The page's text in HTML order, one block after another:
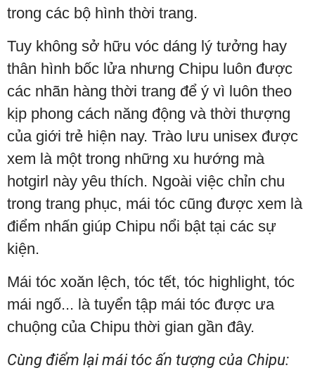
trong các bộ hình thời trang.
Tuy không sở hữu vóc dáng lý tưởng hay
thân hình bốc lửa nhưng Chipu luôn được
các nhãn hàng thời trang để ý vì luôn theo
kịp phong cách năng động và thời thượng
của giới trẻ hiện nay. Trào lưu unisex được
xem là một trong những xu hướng mà
hotgirl này yêu thích. Ngoài việc chỉn chu
trong trang phục, mái tóc cũng được xem là
điểm nhấn giúp Chipu nổi bật tại các sự
kiện.
Mái tóc xoăn lệch, tóc tết, tóc highlight, tóc
mái ngố... là tuyển tập mái tóc được ưa
chuộng của Chipu thời gian gần đây.
Cùng điểm lại mái tóc ấn tượng của Chipu: